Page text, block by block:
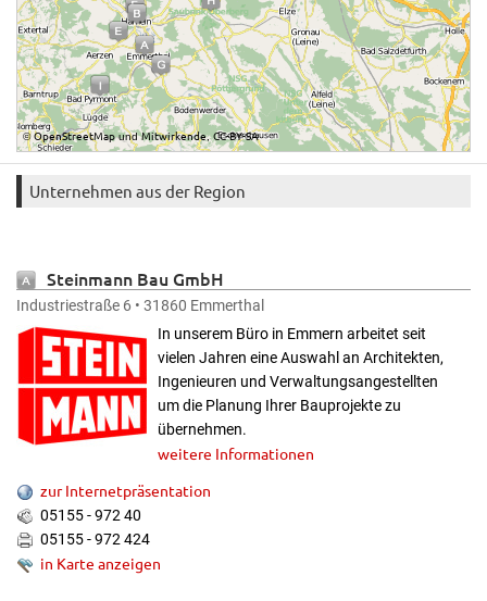
©OpenStreetMapundMitwirkende,CC-BY-SA
Unternehmen aus der Region
Steinmann Bau GmbH
Industriestraße 6 • 31860 Emmerthal
In unserem Büro in Emmern arbeitet seit
vielen Jahren eine Auswahl an Architekten,
Ingenieuren und Verwaltungsangestellten
um die Planung Ihrer Bauprojekte zu
übernehmen.
weitere Informationen
zur Internetpräsentation
05155 - 972 40
05155 - 972 424
in Karte anzeigen